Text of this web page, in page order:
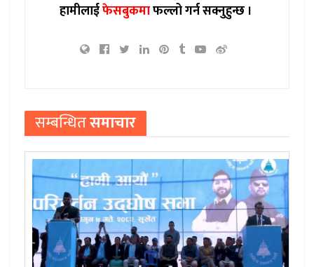
हामीलाईफेसबुकमाफल्लो गर्न सक्नुहुन्छ ।
सम्बन्धितसमाचार